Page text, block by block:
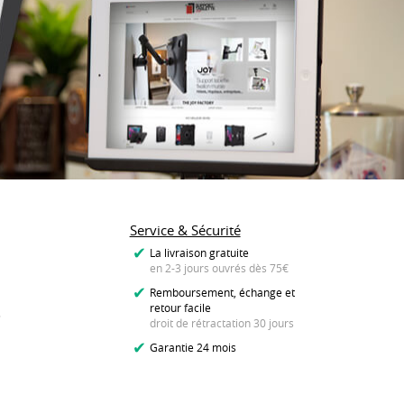
Service & Sécurité
La livraison gratuite
en 2-3 jours ouvrés dès 75€
Remboursement, échange et
retour facile
droit de rétractation 30 jours
Garantie 24 mois